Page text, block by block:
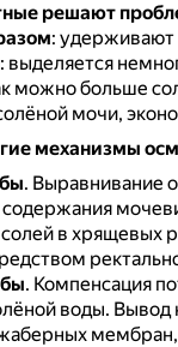
решают
: удерживают
выделяется
можно больше
мочи,
механизмы
. Выравнивание
в хрящевых
. Компенсация
воды. Вывод
мембран,